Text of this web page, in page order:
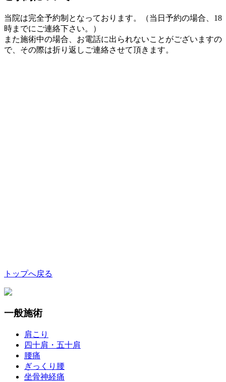
当院は完全予約制となっております。（当日予約の場合、18
時までにご連絡下さい。）
また施術中の場合、お電話に出られないことがございますの
で、その際は折り返しご連絡させて頂きます。
トップへ戻る
一般施術
肩こり
四十肩・五十肩
腰痛
ぎっくり腰
坐骨神経痛